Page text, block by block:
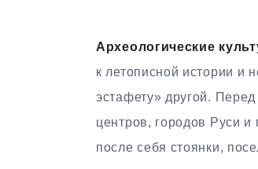
Археологические
к летописной истории и
эстафету» другой.
центров, городов Руси
после себя стоянки,